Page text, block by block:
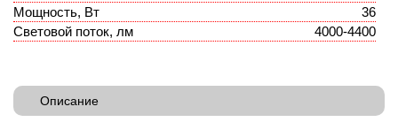
Мощность, Вт
36
Световой поток, лм
4000-4400
Описание